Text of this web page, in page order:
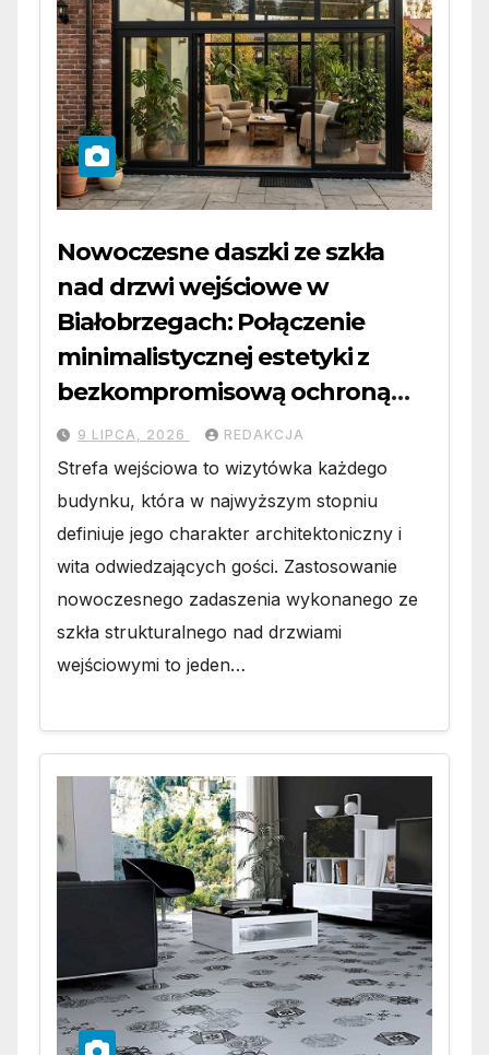
Nowoczesne daszki ze szkła
nad drzwi wejściowe w
Białobrzegach: Połączenie
minimalistycznej estetyki z
bezkompromisową ochroną
wejścia
9 LIPCA, 2026 REDAKCJA
Strefa wejściowa to wizytówka każdego
budynku, która w najwyższym stopniu
definiuje jego charakter architektoniczny i
wita odwiedzających gości. Zastosowanie
nowoczesnego zadaszenia wykonanego ze
szkła strukturalnego nad drzwiami
wejściowymi to jeden…